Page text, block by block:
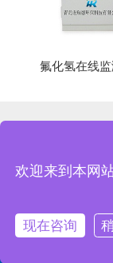
氟化氢在线
氨逃逸在线监测
欢迎来到本网
现在咨询